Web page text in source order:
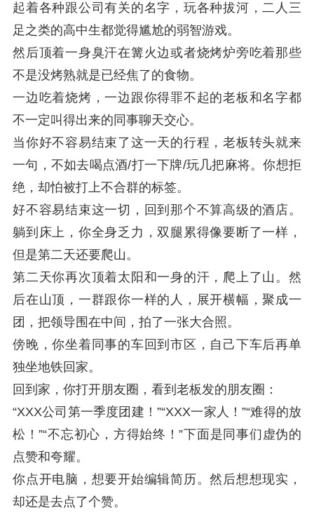
起着各种跟公司有关的名字，玩各种拔河，二人三
足之类的高中生都觉得尴尬的弱智游戏。
然后顶着一身臭汗在篝火边或者烧烤炉旁吃着那些
不是没烤熟就是已经焦了的食物。
一边吃着烧烤，一边跟你得罪不起的老板和名字都
不一定叫得出来的同事聊天交心。
当你好不容易结束了这一天的行程，老板转头就来
一句，不如去喝点酒/打一下牌/玩几把麻将。你想拒
绝，却怕被打上不合群的标签。
好不容易结束这一切，回到那个不算高级的酒店。
躺到床上，你全身乏力，双腿累得像要断了一样，
但是第二天还要爬山。
第二天你再次顶着太阳和一身的汗，爬上了山。然
后在山顶，一群跟你一样的人，展开横幅，聚成一
团，把领导围在中间，拍了一张大合照。
傍晚，你坐着同事的车回到市区，自己下车后再单
独坐地铁回家。
回到家，你打开朋友圈，看到老板发的朋友圈：
“XXX公司第一季度团建！”“XXX一家人！”“难得的放
松！”“不忘初心，方得始终！”下面是同事们虚伪的
点赞和夸耀。
你点开电脑，想要开始编辑简历。然后想想现实，
却还是去点了个赞。